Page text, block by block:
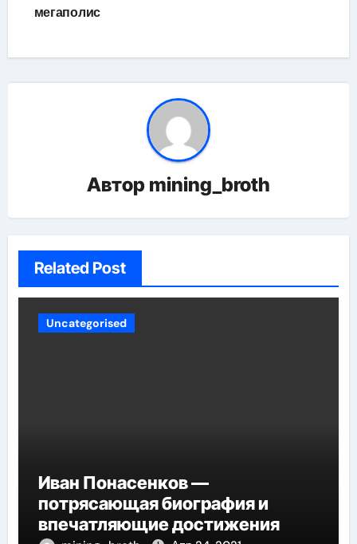
мегаполис
Автор mining_broth
Related Post
Uncategorised
Иван Понасенков —
потрясающая биография и
впечатляющие достижения